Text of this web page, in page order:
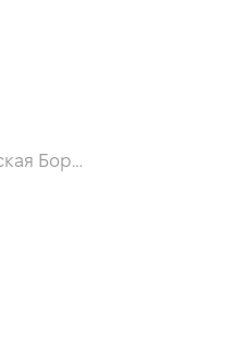
Киевская обл., с. Софиевская Борщаговка, ул. Большая Кольцевая, 60 А